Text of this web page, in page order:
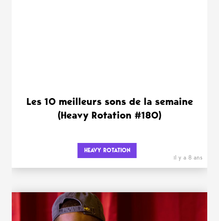
Les 10 meilleurs sons de la semaine
(Heavy Rotation #180)
HEAVY ROTATION
il y a 8 ans